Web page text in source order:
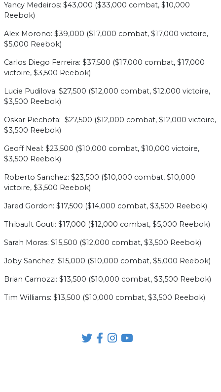
Yancy Medeiros: $43,000 ($33,000 combat, $10,000
Reebok)
Alex Morono: $39,000 ($17,000 combat, $17,000 victoire,
$5,000 Reebok)
Carlos Diego Ferreira: $37,500 ($17,000 combat, $17,000
victoire, $3,500 Reebok)
Lucie Pudilova: $27,500 ($12,000 combat, $12,000 victoire,
$3,500 Reebok)
Oskar Piechota: $27,500 ($12,000 combat, $12,000 victoire,
$3,500 Reebok)
Geoff Neal: $23,500 ($10,000 combat, $10,000 victoire,
$3,500 Reebok)
Roberto Sanchez: $23,500 ($10,000 combat, $10,000
victoire, $3,500 Reebok)
Jared Gordon: $17,500 ($14,000 combat, $3,500 Reebok)
Thibault Gouti: $17,000 ($12,000 combat, $5,000 Reebok)
Sarah Moras: $15,500 ($12,000 combat, $3,500 Reebok)
Joby Sanchez: $15,000 ($10,000 combat, $5,000 Reebok)
Brian Camozzi: $13,500 ($10,000 combat, $3,500 Reebok)
Tim Williams: $13,500 ($10,000 combat, $3,500 Reebok)